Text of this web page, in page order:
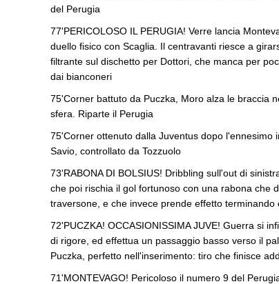
del Perugia
77'PERICOLOSO IL PERUGIA! Verre lancia
duello fisico con Scaglia. Il centravanti riesce a
filtrante sul dischetto per Dottori, che manca per
dai bianconeri
75'Corner battuto da Puczka, Moro alza le braccia
sfera. Riparte il Perugia
75'Corner ottenuto dalla Juventus dopo l'ennesimo
Savio, controllato da Tozzuolo
73'RABONA DI BOLSIUS! Dribbling sull'out di
che poi rischia il gol fortunoso con una rabona che
traversone, e che invece prende effetto terminando
72'PUCZKA! OCCASIONISSIMA JUVE! Guerra si
di rigore, ed effettua un passaggio basso verso il
Puczka, perfetto nell'inserimento: tiro che finisce
71'MONTEVAGO! Pericoloso il numero 9 del